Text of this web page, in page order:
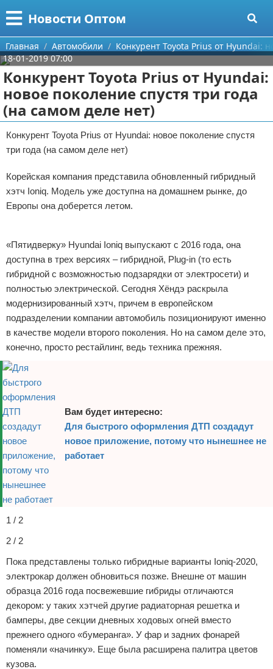
Новости Оптом
Меню
Главная
Категории
Информационные технологии
Автомобили
Знаменитости
Политика
Природа
Культура
Экономика
Разное
Поиск
О проекте
Контакты
Сотрудничество
Размещение рекламы
Условия предоставления информации
Отказ от ответственности
Главная Автомобили
Конкурент Toyota Prius от Hyundai:
18-01-2019 07:00
Конкурент Toyota Prius от Hyundai:
новое поколение спустя три года
(на самом деле нет)
Конкурент Toyota Prius от Hyundai: новое поколение спустя
три года (на самом деле нет)
Корейская компания представила обновленный гибридный
хэтч Ioniq. Модель уже доступна на домашнем рынке, до
Европы она доберется летом.
«Пятидверку» Hyundai Ioniq выпускают с 2016 года, она
доступна в трех версиях – гибридной, Plug-in (то есть
гибридной с возможностью подзарядки от электросети) и
полностью электрической. Сегодня Хёндэ раскрыла
модернизированный хэтч, причем в европейском
подразделении компании автомобиль позиционируют именно
в качестве модели второго поколения. Но на самом деле это,
конечно, просто рестайлинг, ведь техника прежняя.
Вам будет интересно:
Для быстрого оформления ДТП создадут
новое приложение, потому что нынешнее не
работает
1 / 2
2 / 2
Пока представлены только гибридные варианты Ioniq-2020,
электрокар должен обновиться позже. Внешне от машин
образца 2016 года посвежевшие гибриды отличаются
декором: у таких хэтчей другие радиаторная решетка и
бамперы, две секции дневных ходовых огней вместо
прежнего одного «бумеранга». У фар и задних фонарей
поменяли «начинку». Еще была расширена палитра цветов
кузова.